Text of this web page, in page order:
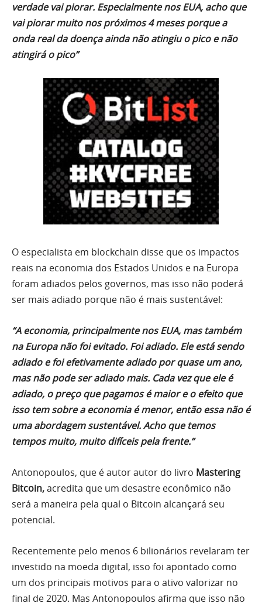
verdade vai piorar. Especialmente nos EUA, acho que
vai piorar muito nos próximos 4 meses porque a
onda real da doença ainda não atingiu o pico e não
atingirá o pico”
O especialista em blockchain disse que os impactos
reais na economia dos Estados Unidos e na Europa
foram adiados pelos governos, mas isso não poderá
ser mais adiado porque não é mais sustentável:
“A economia, principalmente nos EUA, mas também
na Europa não foi evitado. Foi adiado. Ele está sendo
adiado e foi efetivamente adiado por quase um ano,
mas não pode ser adiado mais. Cada vez que ele é
adiado, o preço que pagamos é maior e o efeito que
isso tem sobre a economia é menor, então essa não é
uma abordagem sustentável. Acho que temos
tempos muito, muito difíceis pela frente.”
Antonopoulos, que é autor autor do livro Mastering
Bitcoin,acredita que um desastre econômico não
será a maneira pela qual o Bitcoin alcançará seu
potencial.
Recentemente pelo menos 6 bilionários revelaram ter
investido na moeda digital, isso foi apontado como
um dos principais motivos para o ativo valorizar no
final de 2020. Mas Antonopoulos afirma que isso não